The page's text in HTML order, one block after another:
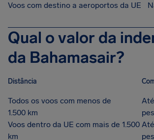
Voos com destino a aeroportos da UE
Qual o valor da
da Bahamasair?
Distância
Todos os voos com menos de
1.500 km
Voos dentro da UE com mais de 1.500
km